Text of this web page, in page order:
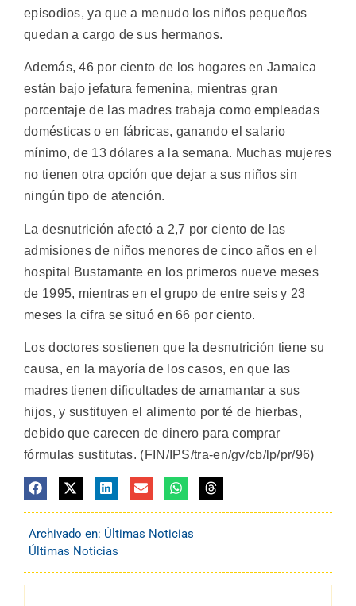
episodios, ya que a menudo los niños pequeños
quedan a cargo de sus hermanos.
Además, 46 por ciento de los hogares en Jamaica
están bajo jefatura femenina, mientras gran
porcentaje de las madres trabaja como empleadas
domésticas o en fábricas, ganando el salario
mínimo, de 13 dólares a la semana. Muchas mujeres
no tienen otra opción que dejar a sus niños sin
ningún tipo de atención.
La desnutrición afectó a 2,7 por ciento de las
admisiones de niños menores de cinco años en el
hospital Bustamante en los primeros nueve meses
de 1995, mientras en el grupo de entre seis y 23
meses la cifra se situó en 66 por ciento.
Los doctores sostienen que la desnutrición tiene su
causa, en la mayoría de los casos, en que las
madres tienen dificultades de amamantar a sus
hijos, y sustituyen el alimento por té de hierbas,
debido que carecen de dinero para comprar
fórmulas sustitutas. (FIN/IPS/tra-en/gv/cb/lp/pr/96)
Archivado en: Últimas Noticias
Últimas Noticias